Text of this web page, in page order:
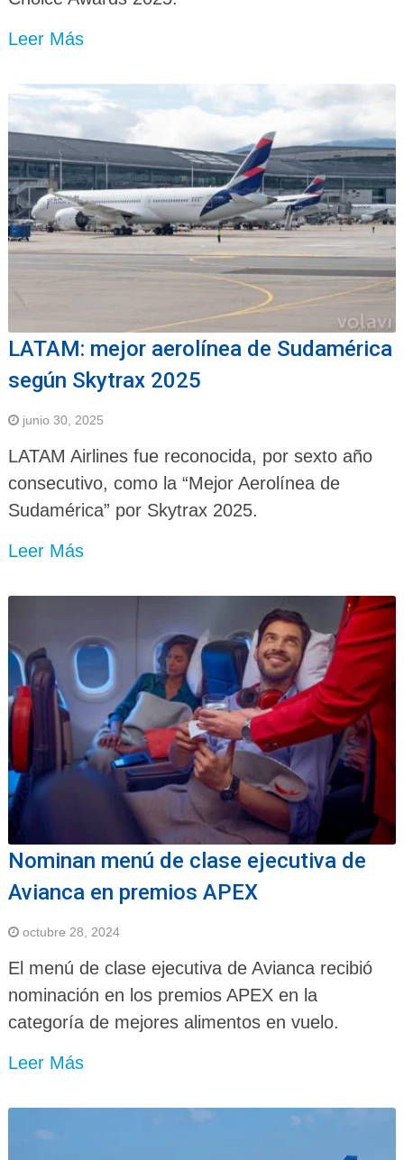
Leer Más
LATAM: mejor aerolínea de Sudamérica
según Skytrax 2025
junio 30, 2025
LATAM Airlines fue reconocida, por sexto año
consecutivo, como la “Mejor Aerolínea de
Sudamérica” por Skytrax 2025.
Leer Más
Nominan menú de clase ejecutiva de
Avianca en premios APEX
octubre 28, 2024
El menú de clase ejecutiva de Avianca recibió
nominación en los premios APEX en la
categoría de mejores alimentos en vuelo.
Leer Más